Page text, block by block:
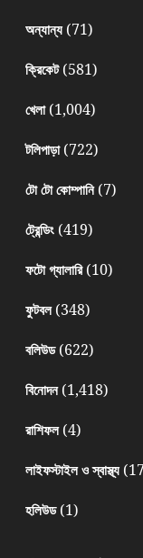
অন্যান্য(71)
ক্রিকেট(581)
খেলা(1,004)
টলিপাড়া(722)
টো টো কোম্পানি(7)
ট্রেন্ডিং(419)
ফটো গ্যালারি(10)
ফুটবল(348)
বলিউড(622)
বিনোদন(1,418)
রাশিফল(4)
লাইফস্টাইল ও স্বাস্থ্য
হলিউড(1)